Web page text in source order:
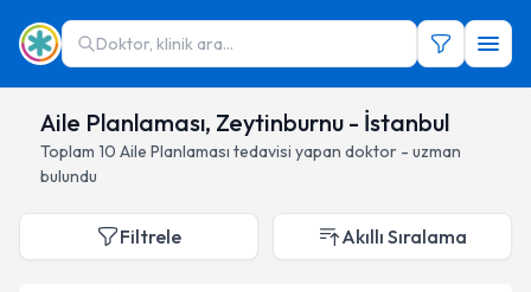
Doktor, klinik ara...
Aile Planlaması, Zeytinburnu - İstanbul
Toplam 10 Aile Planlaması tedavisi yapan doktor - uzman
bulundu
Filtrele Akıllı Sıralama